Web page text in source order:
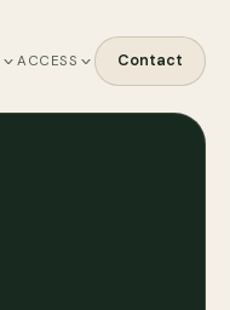
ACCESS Contact